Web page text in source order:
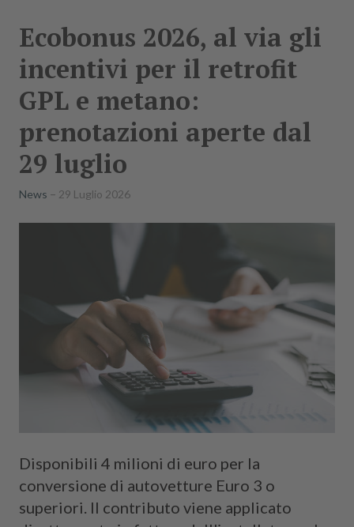
Ecobonus 2026, al via gli
incentivi per il retrofit
GPL e metano:
prenotazioni aperte dal
29 luglio
News 29 Luglio 2026
Disponibili 4 milioni di euro per la
conversione di autovetture Euro 3 o
superiori. Il contributo viene applicato